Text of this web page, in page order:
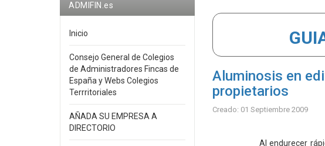
Aluminosis en
propietarios
Creado: 01 Septiembre 2009
Al endurecer
ADMIFIN.es
Inicio
Consejo General de Colegios
de Administradores Fincas de
España y Webs Colegios
Terrritoriales
AÑADA SU EMPRESA A
DIRECTORIO